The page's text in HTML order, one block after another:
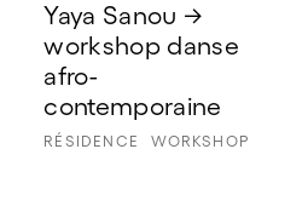
Yaya Sanou →
workshop danse
afro-
contemporaine
RÉSIDENCE WORKSHOP